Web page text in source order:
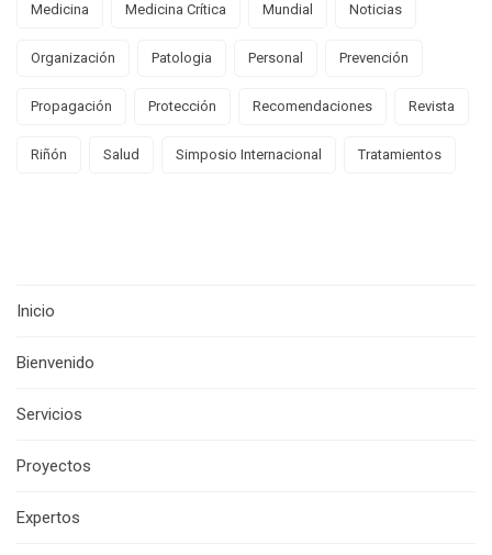
Medicina Medicina Crítica Mundial Noticias
Organización Patologia Personal Prevención
Propagación Protección Recomendaciones Revista
Riñón Salud Simposio Internacional Tratamientos
Inicio
Bienvenido
Servicios
Proyectos
Expertos